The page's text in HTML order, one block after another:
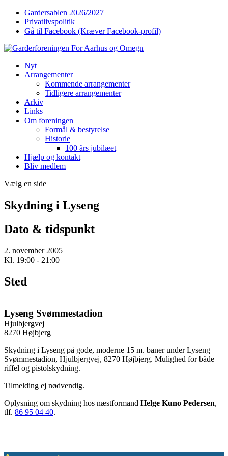
Gardersablen 2026/2027
Privatlivspolitik
Gå til Facebook (Kræver Facebook-profil)
Nyt
Arrangementer
Kommende arrangementer
Tidligere arrangementer
Arkiv
Links
Om foreningen
Formål & bestyrelse
Historie
100 års jubilæet
Hjælp og kontakt
Bliv medlem
Vælg en side
Skydning i Lyseng
Dato & tidspunkt
2. november 2005
Kl. 19:00 - 21:00
Sted
Lyseng Svømmestadion
Hjulbjergvej
8270 Højbjerg
Skydning i Lyseng på gode, moderne 15 m. baner under Lyseng
Svømmestadion, Hjulbjergvej, 8270 Højbjerg. Mulighed for både
riffel og pistolskydning.
Tilmelding ej nødvendig.
Oplysning om skydning hos næstformand Helge Kuno Pedersen,
tlf. 86 95 04 40.